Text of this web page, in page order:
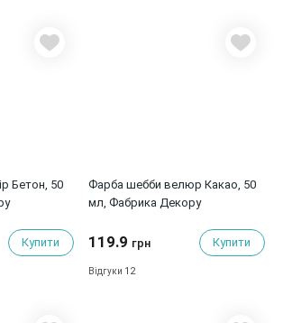
Бетон, 50
Купити
Фарба шебби велюр Какао, 50
мл, Фабрика Декору
119.9 грн Купити
Відгуки 12